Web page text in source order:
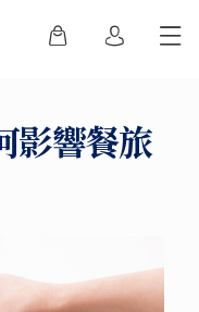
影響餐旅